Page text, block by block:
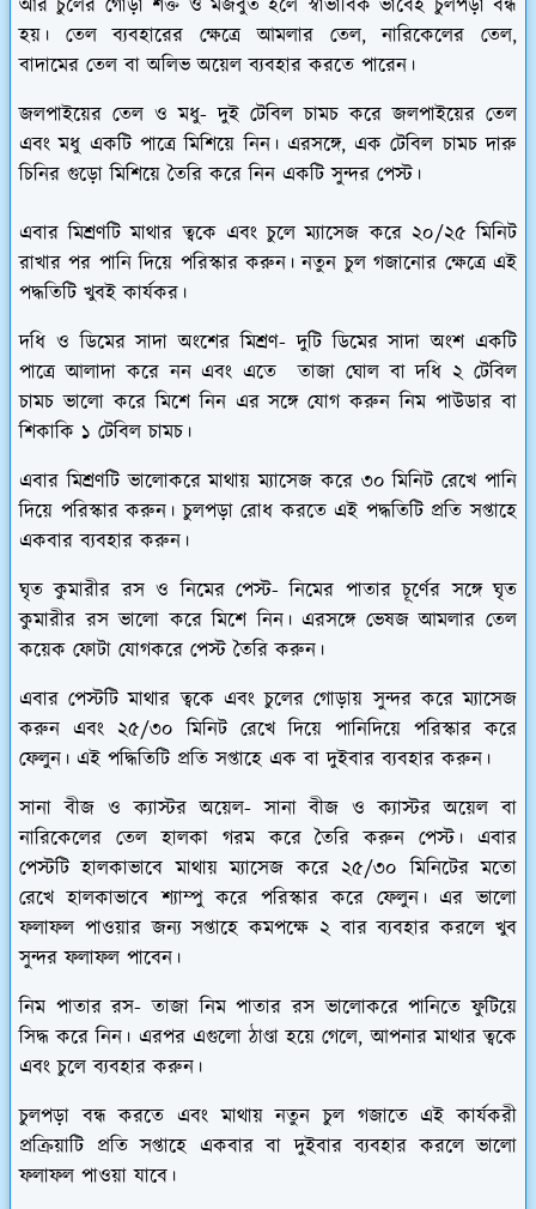
আর চুলের গোড়া শক্ত ও মজবুত হলে স্বাভাবিক ভাবেই চুলপড়া বন্ধ
হয়। তেল ব্যবহারের ক্ষেত্রে আমলার তেল, নারিকেলের তেল,
বাদামের তেল বা অলিভ অয়েল ব্যবহার করতে পারেন।
জলপাইয়ের তেল ও মধু-দুই টেবিল চামচ করে জলপাইয়ের তেল
এবং মধু একটি পাত্রে মিশিয়ে নিন। এরসঙ্গে, এক টেবিল চামচ দারু
চিনির গুড়ো মিশিয়ে তৈরি করে নিন একটি সুন্দর পেস্ট।
এবার মিশ্রণটি মাথার ত্বকে এবং চুলে ম্যাসেজ করে ২০/২৫ মিনিট
রাখার পর পানি দিয়ে পরিস্কার করুন। নতুন চুল গজানোর ক্ষেত্রে এই
পদ্ধতিটি খুবই কার্যকর।
দধি ও ডিমের সাদা অংশের মিশ্রণ-দুটি ডিমের সাদা অংশ একটি
পাত্রে আলাদা করে নন এবং এতে তাজা ঘোল বা দধি ২ টেবিল
চামচ ভালো করে মিশে নিন এর সঙ্গে যোগ করুন নিম পাউডার বা
শিকাকি ১ টেবিল চামচ।
এবার মিশ্রণটি ভালোকরে মাথায় ম্যাসেজ করে ৩০ মিনিট রেখে পানি
দিয়ে পরিস্কার করুন। চুলপড়া রোধ করতে এই পদ্ধতিটি প্রতি সপ্তাহে
একবার ব্যবহার করুন।
ঘৃত কুমারীর রস ও নিমের পেস্ট- নিমের পাতার চূর্ণের সঙ্গে ঘৃত
কুমারীর রস ভালো করে মিশে নিন। এরসঙ্গে ভেষজ আমলার তেল
কয়েক ফোটা যোগকরে পেস্ট তৈরি করুন।
এবার পেস্টটি মাথার ত্বকে এবং চুলের গোড়ায় সুন্দর করে ম্যাসেজ
করুন এবং ২৫/৩০ মিনিট রেখে দিয়ে পানিদিয়ে পরিস্কার করে
ফেলুন। এই পদ্ধিতিটি প্রতি সপ্তাহে এক বা দুইবার ব্যবহার করুন।
সানা বীজ ও ক্যাস্টর অয়েল-সানা বীজ ও ক্যাস্টর অয়েল বা
নারিকেলের তেল হালকা গরম করে তৈরি করুন পেস্ট। এবার
পেস্টটি হালকাভাবে মাথায় ম্যাসেজ করে ২৫/৩০ মিনিটের মতো
রেখে হালকাভাবে শ্যাম্পু করে পরিস্কার করে ফেলুন। এর ভালো
ফলাফল পাওয়ার জন্য সপ্তাহে কমপক্ষে ২ বার ব্যবহার করলে খুব
সুন্দর ফলাফল পাবেন।
নিম পাতার রস-তাজা নিম পাতার রস ভালোকরে পানিতে ফুটিয়ে
সিদ্ধ করে নিন। এরপর এগুলো ঠাণ্ডা হয়ে গেলে, আপনার মাথার ত্বকে
এবং চুলে ব্যবহার করুন।
চুলপড়া বন্ধ করতে এবং মাথায় নতুন চুল গজাতে এই কার্যকরী
প্রক্রিয়াটি প্রতি সপ্তাহে একবার বা দুইবার ব্যবহার করলে ভালো
ফলাফল পাওয়া যাবে।